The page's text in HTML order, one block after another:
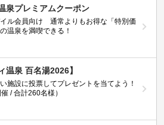
泉プレミアムクーポン
ル会員向け 通常よりもお得な「特別価
温泉を満喫できる！
温泉 百名湯2026】
施設に投票してプレゼントを当てよう！
催 / 合計260名様）